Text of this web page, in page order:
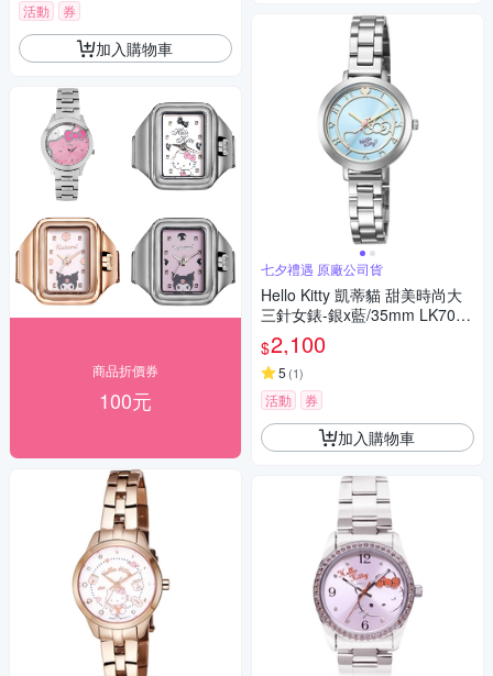
活動 券
加入購物車
商品折價券
100元
七夕禮遇 原廠公司貨
Hello Kitty 凱蒂貓 甜美時尚大
三針女錶-銀x藍/35mm LK703L
WNA 七夕寵愛季 送禮推薦
$2,100
5 (1)
活動 券
加入購物車